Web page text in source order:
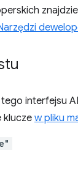
interfejsu
klucze w pliku